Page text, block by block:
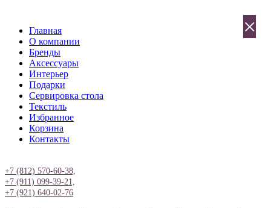
Главная
О компании
Бренды
Аксессуары
Интерьер
Подарки
Сервировка стола
Текстиль
Избранное
Корзина
Контакты
+7 (812) 570-60-38,
+7 (911) 099-39-21,
+7 (921) 640-02-76
×